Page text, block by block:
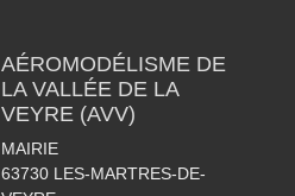
AÉROMODÉLISME DE
LA VALLÉE DE LA
VEYRE (AVV)
MAIRIE
63730 LES-MARTRES-DE-